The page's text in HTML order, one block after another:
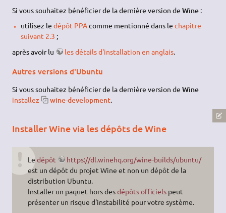
Si vous souhaitez bénéficier de la dernière version deWine :
utilisez le dépôt PPAcomme mentionné dans le chapitre
suivant 2.3 ;
après avoir lu
les détails d'installation en anglais.
Autres versions d'Ubuntu
Si vous souhaitez bénéficier de la dernière version deWine
installez wine-development.
Installer Wine via les dépôts de Wine
Le dépôt
https://dl.winehq.org/wine-builds/ubuntu/
est un dépôt du projet Wine et non un dépôt de la
distribution Ubuntu.
Installer un paquet hors desdépôts officielspeut
présenter un risque d'instabilité pour votre système.